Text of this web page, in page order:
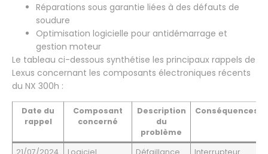
Réparations sous garantie liées à des défauts de
soudure
Optimisation logicielle pour antidémarrage et
gestion moteur
Le tableau ci-dessous synthétise les principaux rappels de
Lexus concernant les composants électroniques récents
du NX 300h :
Date du
rappel
Composant
concerné
Description
du
problème
Conséquences
21/07/2024 Logiciel Défaillance Interrupteur